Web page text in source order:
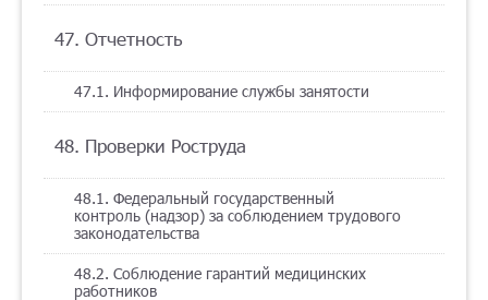
47. Отчетность
47.1. Информирование службы занятости
48. Проверки Роструда
48.1. Федеральный государственный
контроль (надзор) за соблюдением трудового
законодательства
48.2. Соблюдение гарантий медицинских
работников